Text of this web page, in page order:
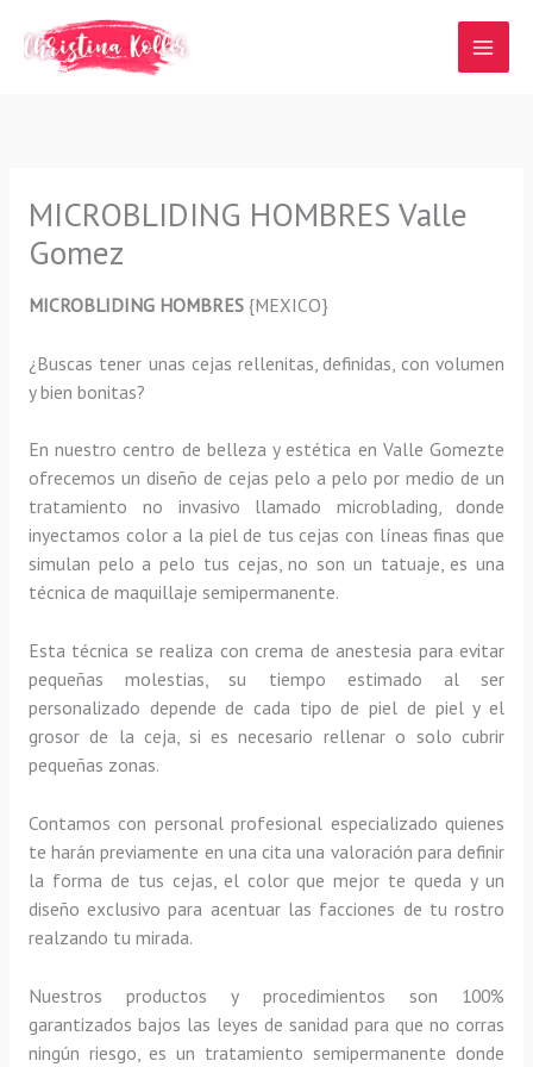
contenido
MICROBLIDING HOMBRES Valle
Gomez
MICROBLIDING HOMBRES {MEXICO}
¿Buscas tener unas cejas rellenitas, definidas, con volumen
y bien bonitas?
En nuestro centro de belleza y estética en Valle Gomezte
ofrecemos un diseño de cejas pelo a pelo por medio de un
tratamiento no invasivo llamado microblading, donde
inyectamos color a la piel de tus cejas con líneas finas que
simulan pelo a pelo tus cejas, no son un tatuaje, es una
técnica de maquillaje semipermanente.
Esta técnica se realiza con crema de anestesia para evitar
pequeñas molestias, su tiempo estimado al ser
personalizado depende de cada tipo de piel de piel y el
grosor de la ceja, si es necesario rellenar o solo cubrir
pequeñas zonas.
Contamos con personal profesional especializado quienes
te harán previamente en una cita una valoración para definir
la forma de tus cejas, el color que mejor te queda y un
diseño exclusivo para acentuar las facciones de tu rostro
realzando tu mirada.
Nuestros productos y procedimientos son 100%
garantizados bajos las leyes de sanidad para que no corras
ningún riesgo, es un tratamiento semipermanente donde